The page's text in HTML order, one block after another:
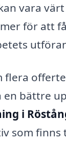
vara
för att
flera
en bättre
i
som finns